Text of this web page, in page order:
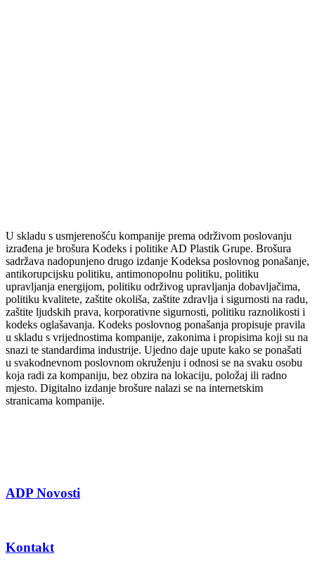
U skladu s usmjerenošću kompanije prema održivom poslovanju
izrađena je brošura Kodeks i politike AD Plastik Grupe. Brošura
sadržava nadopunjeno drugo izdanje Kodeksa poslovnog ponašanje,
antikorupcijsku politiku, antimonopolnu politiku, politiku
upravljanja energijom, politiku održivog upravljanja dobavljačima,
politiku kvalitete, zaštite okoliša, zaštite zdravlja i sigurnosti na radu,
zaštite ljudskih prava, korporativne sigurnosti, politiku raznolikosti i
kodeks oglašavanja. Kodeks poslovnog ponašanja propisuje pravila
u skladu s vrijednostima kompanije, zakonima i propisima koji su na
snazi te standardima industrije. Ujedno daje upute kako se ponašati
u svakodnevnom poslovnom okruženju i odnosi se na svaku osobu
koja radi za kompaniju, bez obzira na lokaciju, položaj ili radno
mjesto. Digitalno izdanje brošure nalazi se na internetskim
stranicama kompanije.
ADP Novosti
Kontakt